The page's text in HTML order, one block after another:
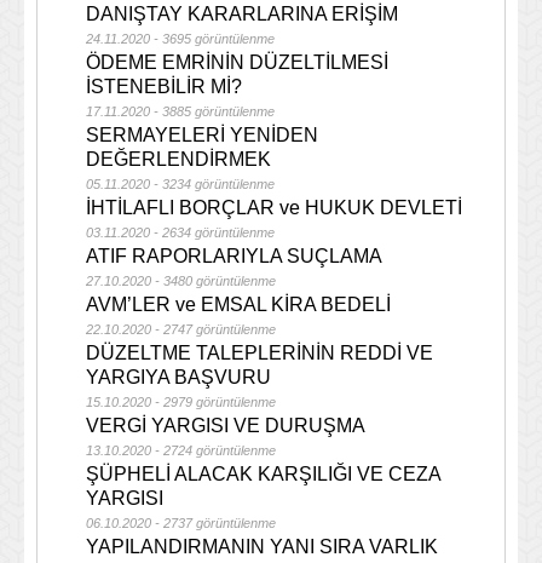
DANIŞTAY KARARLARINA ERİŞİM
24.11.2020 - 3695 görüntülenme
ÖDEME EMRİNİN DÜZELTİLMESİ
İSTENEBİLİR Mİ?
17.11.2020 - 3885 görüntülenme
SERMAYELERİ YENİDEN
DEĞERLENDİRMEK
05.11.2020 - 3234 görüntülenme
İHTİLAFLI BORÇLAR ve HUKUK DEVLETİ
03.11.2020 - 2634 görüntülenme
ATIF RAPORLARIYLA SUÇLAMA
27.10.2020 - 3480 görüntülenme
AVM’LER ve EMSAL KİRA BEDELİ
22.10.2020 - 2747 görüntülenme
DÜZELTME TALEPLERİNİN REDDİ VE
YARGIYA BAŞVURU
15.10.2020 - 2979 görüntülenme
VERGİ YARGISI VE DURUŞMA
13.10.2020 - 2724 görüntülenme
ŞÜPHELİ ALACAK KARŞILIĞI VE CEZA
YARGISI
06.10.2020 - 2737 görüntülenme
YAPILANDIRMANIN YANI SIRA VARLIK